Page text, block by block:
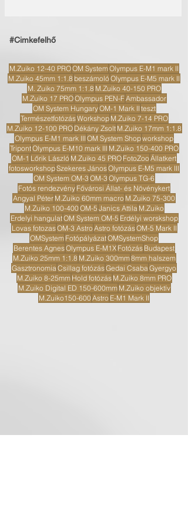
#Cimkefelhő
M.Zuiko 12-40 PROOM SystemOlympus E-M1 mark II
M.Zuiko 45mm 1:1.8 beszámolóOlympus E-M5 mark II
M. Zuiko 75mm 1:1.8 M.Zuiko 40-150 PRO
M.Zuiko 17 PROOlympus PEN-FAmbassador
OM System HungaryOM-1 Mark II teszt
TermészetfotózásWorkshop M.Zuiko 7-14 PRO
M.Zuiko 12-100 PRO Dékány Zsolt M.Zuiko 17mm 1:1.8
Olympus E-M1 mark III OM System Shopworkshop
TripontOlympus E-M10 mark III M.Zuiko 150-400 PRO
OM-1 Lőrik László M.Zuiko 45 PRO FotoZooÁllatkert
fotosworkshopSzekeres JánosOlympus E-M5 mark III
OM System OM-3 OM-3 Olympus TG-6
Fotós rendezvény Fővárosi Állat- és Növénykert
Angyal Péter M.Zuiko 60mm macro M.Zuiko 75-300
M.Zuiko 100-400OM-5 Janics Attila M.Zuiko
Erdelyi hangulatOM System OM-5 Erdélyi worskshop
Lovas fotozasOM-3 AstroAstro fotózásOM-5 Mark II
OMSystem FotópályázatOMSystemShop
Berentes AgnesOlympus E-M1X Fotózás Budapest
M.Zuiko 25mm 1:1.8 M.Zuiko 300mm8mm halszem
Gasztronomia Csillag fotózásGedai Csaba Gyergyo
M.Zuiko 8-25mm Hold fotózás M.Zuiko 8mm PRO
M.Zuiko Digital ED 150-600mm M.Zuiko objektív
M.Zuiko150-600Astro E-M1 Mark II